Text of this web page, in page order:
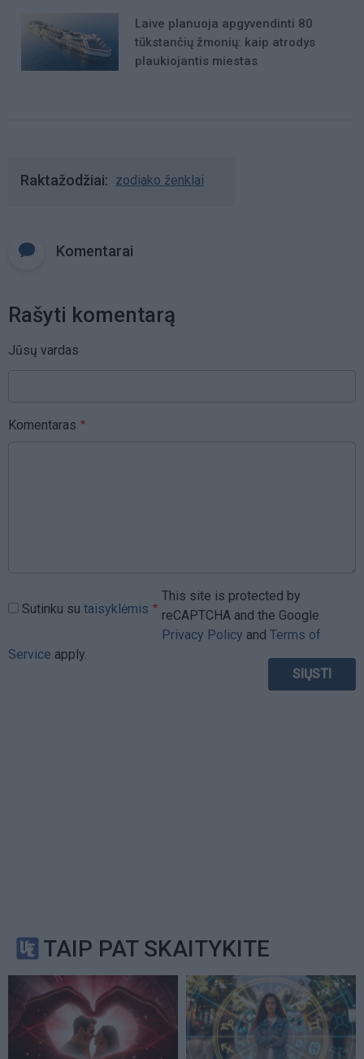
Laive planuoja apgyvendinti 80
tūkstančių žmonių: kaip atrodys
plaukiojantis miestas
Raktažodžiai zodiako ženklai
Komentarai
Rašyti komentarą
Jūsų vardas
Komentaras
Sutinku su taisyklėmis
This site is protected by
reCAPTCHA and the Google
Privacy Policy and Terms of
Service apply.
TAIP PAT SKAITYKITE